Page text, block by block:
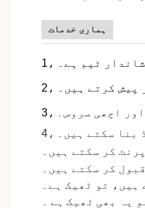
ہماری خدمات
پیش کرتے ہیں۔
3،
اچھی سروس۔
4،
بنا سکتے ہیں۔
کر سکتے ہیں۔
کر سکتے ہیں۔
تو ٹھیک ہے۔
یہ بھی ٹھیک ہے